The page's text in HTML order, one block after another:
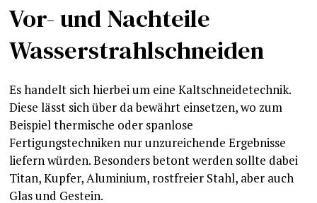
Vor- und Nachteile
Wasserstrahlschneiden
Es handelt sich hierbei um eine Kaltschneidetechnik.
Diese lässt sich über da bewährt einsetzen, wo zum
Beispiel thermische oder spanlose
Fertigungstechniken nur unzureichende Ergebnisse
liefern würden. Besonders betont werden sollte dabei
Titan, Kupfer, Aluminium, rostfreier Stahl, aber auch
Glas und Gestein.